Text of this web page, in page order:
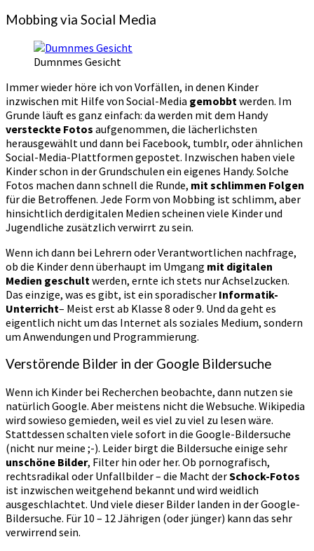
Mobbing via Social Media
Dumnmes Gesicht
Immer wieder höre ich von Vorfällen, in denen Kinder
inzwischen mit Hilfe von Social-Media gemobbt werden. Im
Grunde läuft es ganz einfach: da werden mit dem Handy
versteckte Fotos aufgenommen, die lächerlichsten
herausgewählt und dann bei Facebook, tumblr, oder ähnlichen
Social-Media-Plattformen gepostet. Inzwischen haben viele
Kinder schon in der Grundschulen ein eigenes Handy. Solche
Fotos machen dann schnell die Runde, mit schlimmen Folgen
für die Betroffenen. Jede Form von Mobbing ist schlimm, aber
hinsichtlich derdigitalen Medien scheinen viele Kinder und
Jugendliche zusätzlich verwirrt zu sein.
Wenn ich dann bei Lehrern oder Verantwortlichen nachfrage,
ob die Kinder denn überhaupt im Umgang mit digitalen
Medien geschult werden, ernte ich stets nur Achselzucken.
Das einzige, was es gibt, ist ein sporadischer Informatik-
Unterricht– Meist erst ab Klasse 8 oder 9. Und da geht es
eigentlich nicht um das Internet als soziales Medium, sondern
um Anwendungen und Programmierung.
Verstörende Bilder in der Google Bildersuche
Wenn ich Kinder bei Recherchen beobachte, dann nutzen sie
natürlich Google. Aber meistens nicht die Websuche. Wikipedia
wird sowieso gemieden, weil es viel zu viel zu lesen wäre.
Stattdessen schalten viele sofort in die Google-Bildersuche
(nicht nur meine ;-). Leider birgt die Bildersuche einige sehr
unschöne Bilder, Filter hin oder her. Ob pornografisch,
rechtsradikal oder Unfallbilder – die Macht derSchock-Fotos
ist inzwischen weitgehend bekannt und wird weidlich
ausgeschlachtet. Und viele dieser Bilder landen in der Google-
Bildersuche. Für 10 – 12 Jährigen (oder jünger) kann das sehr
verwirrend sein.